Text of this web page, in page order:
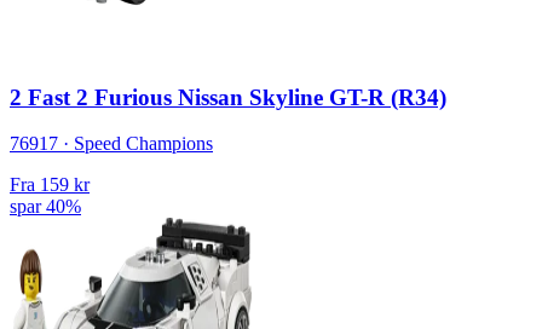
2 Fast 2 Furious Nissan Skyline GT-R (R34)
76917 · Speed Champions
Fra 159 kr
spar 40%